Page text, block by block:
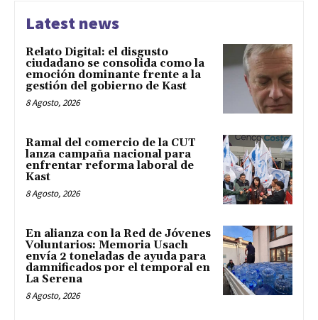
Latest news
Relato Digital: el disgusto
ciudadano se consolida como la
emoción dominante frente a la
gestión del gobierno de Kast
8 Agosto, 2026
Ramal del comercio de la CUT
lanza campaña nacional para
enfrentar reforma laboral de
Kast
8 Agosto, 2026
En alianza con la Red de Jóvenes
Voluntarios: Memoria Usach
envía 2 toneladas de ayuda para
damnificados por el temporal en
La Serena
8 Agosto, 2026